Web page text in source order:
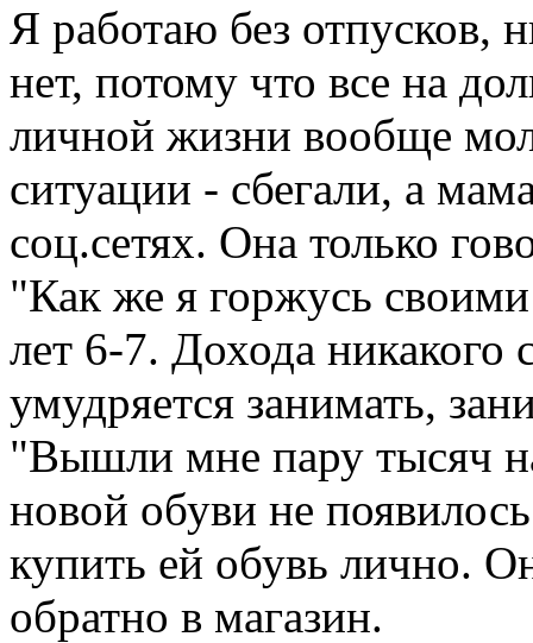
Я работаю без отпусков,
нет, потому что все на
личной жизни вообще
ситуации - сбегали, а
соц.сетях. Она только
"Как же я горжусь
лет 6-7. Дохода никакого
умудряется занимать,
"Вышли мне пару тысяч
новой обуви не
купить ей обувь лично.
обратно в магазин.